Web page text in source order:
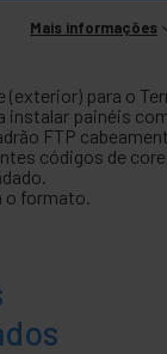
Mais informações
(exterior) para o
instalar painéis
FTP
códigos de
o formato.